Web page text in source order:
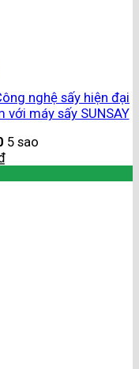
nghệ sấy hiện đại
với máy sấy SUNSAY
5 sao